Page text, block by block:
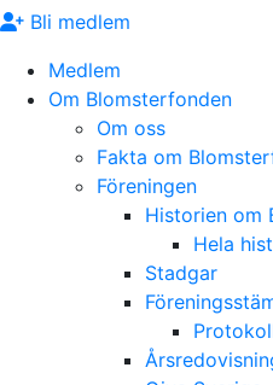
Bli medlem
Medlem
Om Blomsterfonden
Om oss
Fakta om
Föreningen
Historien om
Hela
Stadgar